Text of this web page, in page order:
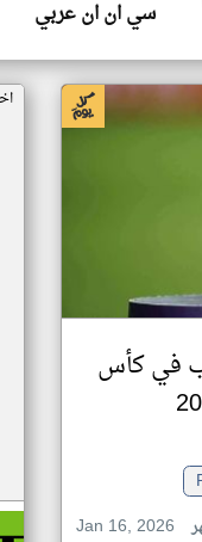
سي ان ان عربي
عرب في كأس
Jan 16, 2026